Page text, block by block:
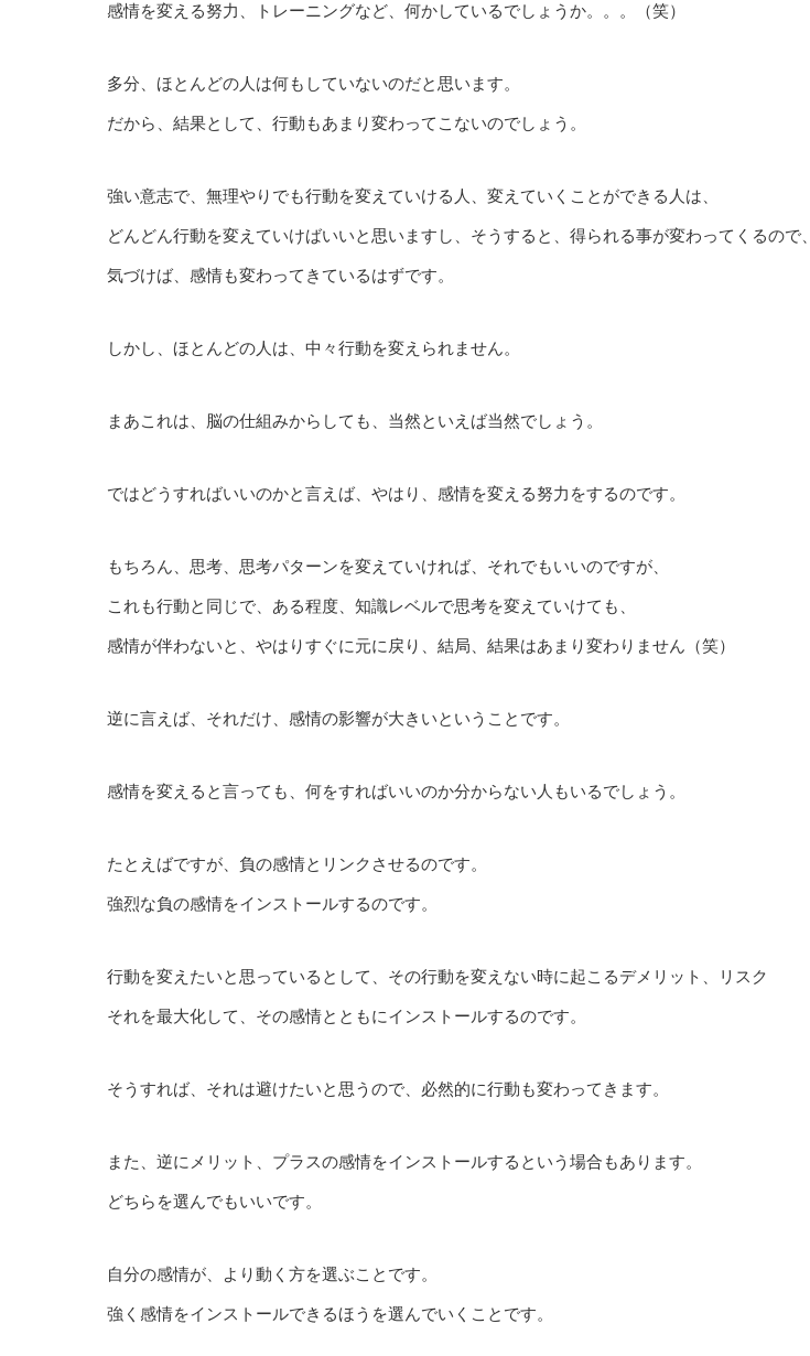
感情を変える努力、トレーニングなど、何かしているでしょうか。。。（笑）
多分、ほとんどの人は何もしていないのだと思います。
だから、結果として、行動もあまり変わってこないのでしょう。
強い意志で、無理やりでも行動を変えていける人、変えていくことができる人は、
どんどん行動を変えていけばいいと思いますし、そうすると、得られる事が変わってくるので、
気づけば、感情も変わってきているはずです。
しかし、ほとんどの人は、中々行動を変えられません。
まあこれは、脳の仕組みからしても、当然といえば当然でしょう。
ではどうすればいいのかと言えば、やはり、感情を変える努力をするのです。
もちろん、思考、思考パターンを変えていければ、それでもいいのですが、
これも行動と同じで、ある程度、知識レベルで思考を変えていけても、
感情が伴わないと、やはりすぐに元に戻り、結局、結果はあまり変わりません（笑）
逆に言えば、それだけ、感情の影響が大きいということです。
感情を変えると言っても、何をすればいいのか分からない人もいるでしょう。
たとえばですが、負の感情とリンクさせるのです。
強烈な負の感情をインストールするのです。
行動を変えたいと思っているとして、その行動を変えない時に起こるデメリット、リスク
それを最大化して、その感情とともにインストールするのです。
そうすれば、それは避けたいと思うので、必然的に行動も変わってきます。
また、逆にメリット、プラスの感情をインストールするという場合もあります。
どちらを選んでもいいです。
自分の感情が、より動く方を選ぶことです。
強く感情をインストールできるほうを選んでいくことです。